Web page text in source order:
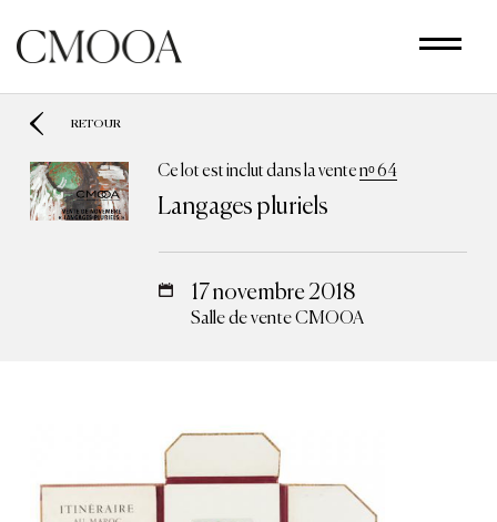
contenu
principal
RETOUR
Ce lot est inclut dans la ventenᵒ 64
Langages pluriels
17 novembre 2018
Salle de vente CMOOA